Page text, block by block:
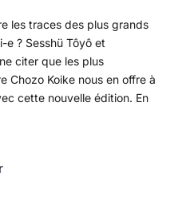
les traces des plus grands
e ? Sesshü Tôyô et
citer que les plus
Chozo Koike nous en offre à
cette nouvelle édition. En